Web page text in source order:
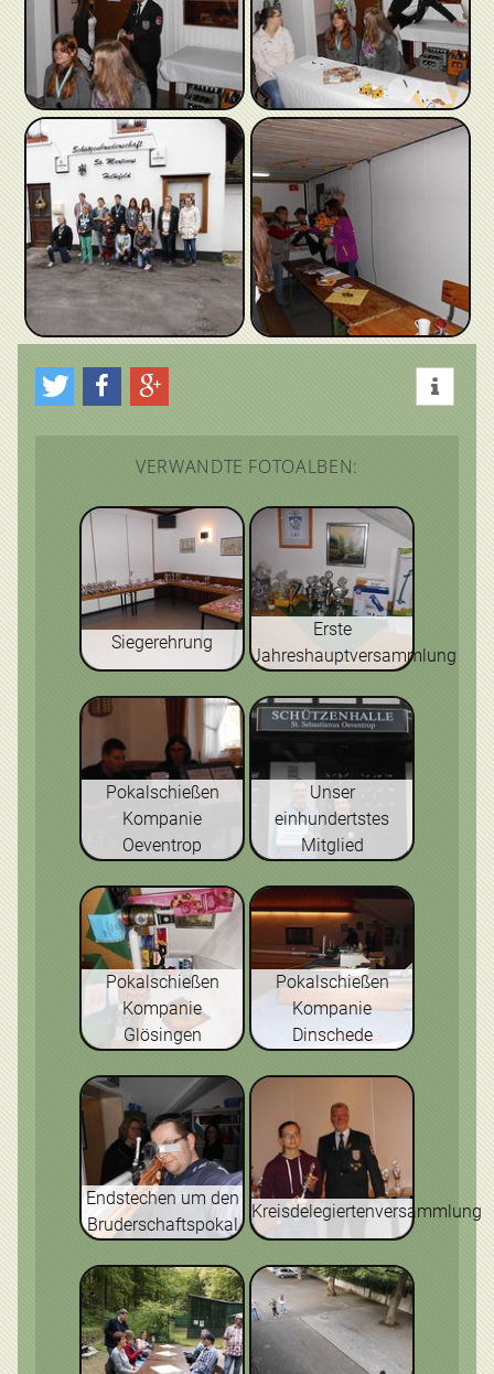
VERWANDTE FOTOALBEN:
Siegerehrung
Erste
Jahreshauptversammlung
Pokalschießen
Kompanie
Oeventrop
Unser
einhundertstes
Mitglied
Pokalschießen
Kompanie
Glösingen
Pokalschießen
Kompanie
Dinschede
Endstechen um den
Bruderschaftspokal
Kreisdelegiertenversammlung